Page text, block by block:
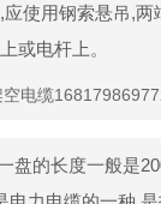
使用钢索悬吊,两
或电杆上。
盘的长度一般是